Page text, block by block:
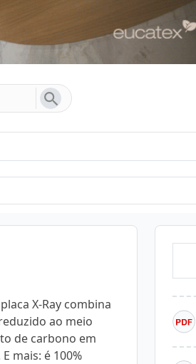
X-Ray combina
ao meio
de carbono em
mais: é 100%